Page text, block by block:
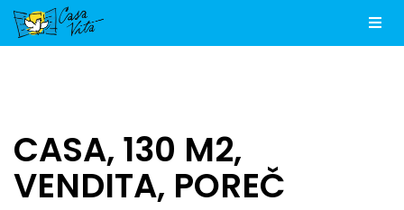
CASA, 130 M2,
VENDITA, POREČ